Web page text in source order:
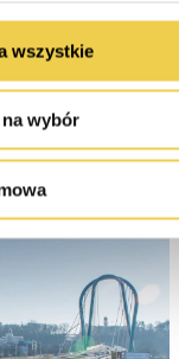
wszystkie
wybór